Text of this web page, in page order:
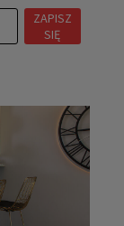
ZAPISZ
SIĘ